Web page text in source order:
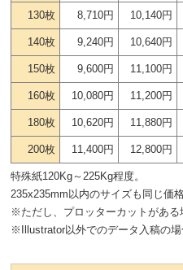
130枚 8,710円 10,140円
140枚 9,240円 10,640円
150枚 9,600円 11,100円
160枚 10,080円 11,200円
180枚 10,620円 11,880円
200枚 11,400円 12,800円
特殊紙120Kg～225Kg程度。
235x235mm以内のサイズも同じ価格
※ただし、プロッターカットがあ
※Illustrator以外でのデータ入稿の場